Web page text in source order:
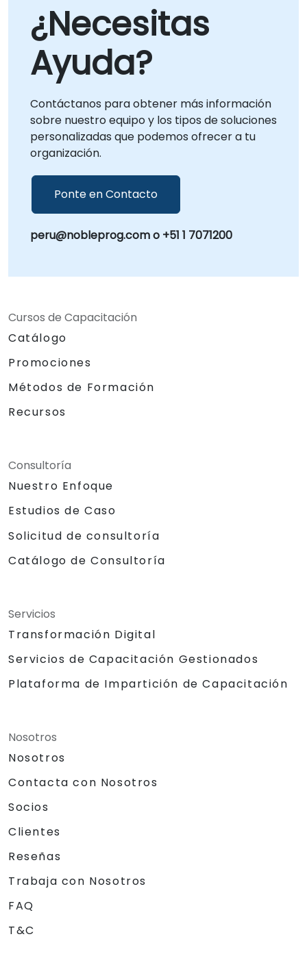
¿Necesitas
Ayuda?
Contáctanos para obtener más información
sobre nuestro equipo y los tipos de soluciones
personalizadas que podemos ofrecer a tu
organización.
Ponte en Contacto
peru@nobleprog.com o +51 1 7071200
Cursos de Capacitación
Catálogo
Promociones
Métodos de Formación
Recursos
Consultoría
Nuestro Enfoque
Estudios de Caso
Solicitud de consultoría
Catálogo de Consultoría
Servicios
Transformación Digital
Servicios de Capacitación Gestionados
Plataforma de Impartición de Capacitación
Nosotros
Nosotros
Contacta con Nosotros
Socios
Clientes
Reseñas
Trabaja con Nosotros
FAQ
T&C